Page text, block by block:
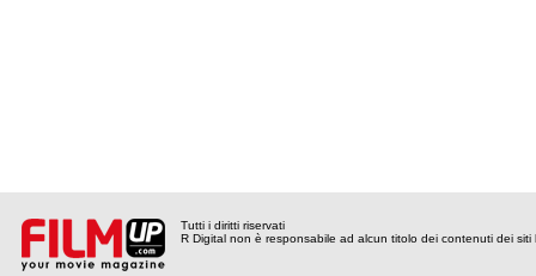
Tutti i diritti riservati
R Digital non è responsabile ad alcun titolo dei contenuti dei siti